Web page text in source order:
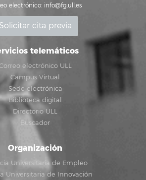
electrónico: info@fg.ull.es
Solicitar cita previa
telemáticos
electrónico ULL
Campus Virtual
Sede electrónica
Biblioteca digital
Directorio ULL
Buscador
Organización
Universitaria de Empleo
Universitaria de Innovación